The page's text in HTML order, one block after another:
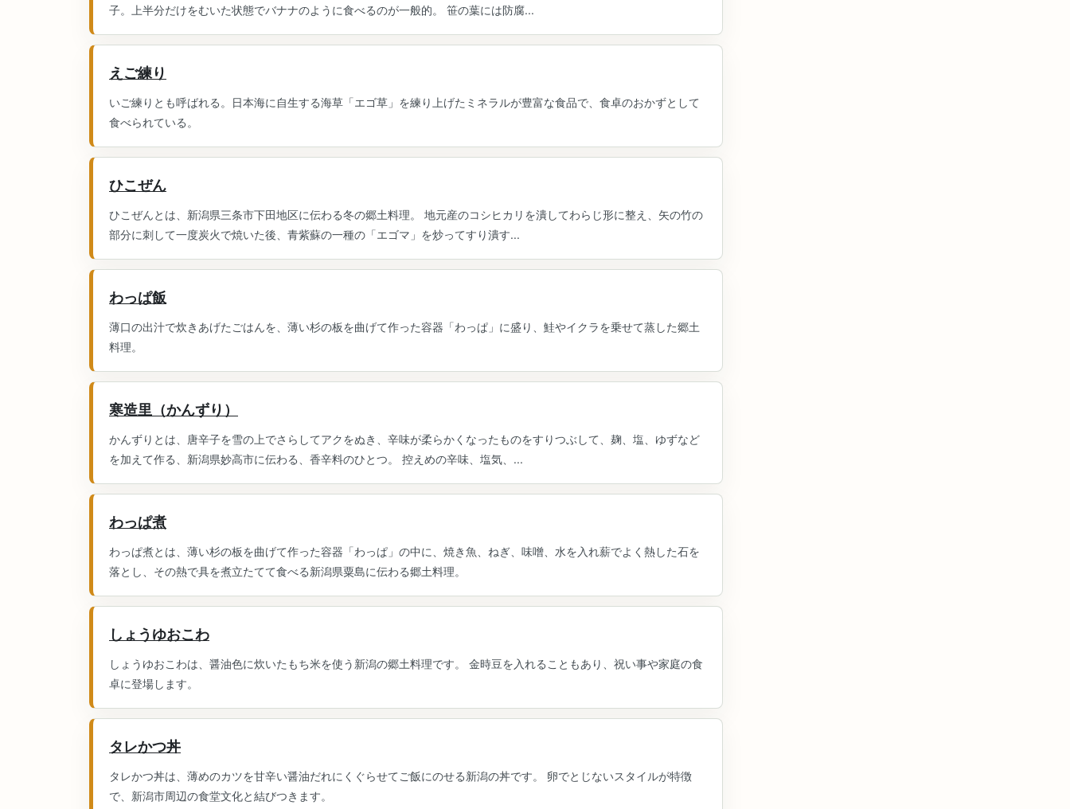
子。上半分だけをむいた状態でバナナのように食べるのが一般的。 笹の葉には防腐...
えご練り
いご練りとも呼ばれる。日本海に自生する海草「エゴ草」を練り上げたミネラルが豊富な食品で、食卓のおかずとして
食べられている。
ひこぜん
ひこぜんとは、新潟県三条市下田地区に伝わる冬の郷土料理。 地元産のコシヒカリを潰してわらじ形に整え、矢の竹の
部分に刺して一度炭火で焼いた後、青紫蘇の一種の「エゴマ」を炒ってすり潰す...
わっぱ飯
薄口の出汁で炊きあげたごはんを、薄い杉の板を曲げて作った容器「わっぱ」に盛り、鮭やイクラを乗せて蒸した郷土
料理。
寒造里（かんずり）
かんずりとは、唐辛子を雪の上でさらしてアクをぬき、辛味が柔らかくなったものをすりつぶして、麹、塩、ゆずなど
を加えて作る、新潟県妙高市に伝わる、香辛料のひとつ。 控えめの辛味、塩気、...
わっぱ煮
わっぱ煮とは、薄い杉の板を曲げて作った容器「わっぱ」の中に、焼き魚、ねぎ、味噌、水を入れ薪でよく熱した石を
落とし、その熱で具を煮立たてて食べる新潟県粟島に伝わる郷土料理。
しょうゆおこわ
しょうゆおこわは、醤油色に炊いたもち米を使う新潟の郷土料理です。 金時豆を入れることもあり、祝い事や家庭の食
卓に登場します。
タレかつ丼
タレかつ丼は、薄めのカツを甘辛い醤油だれにくぐらせてご飯にのせる新潟の丼です。 卵でとじないスタイルが特徴
で、新潟市周辺の食堂文化と結びつきます。